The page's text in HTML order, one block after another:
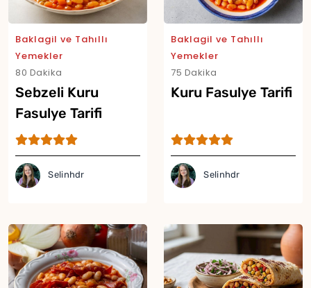
Baklagil ve Tahıllı
Yemekler
80 Dakika
Sebzeli Kuru
Fasulye Tarifi
Selinhdr
Baklagil ve Tahıllı
Yemekler
75 Dakika
Kuru Fasulye Tarifi
Selinhdr